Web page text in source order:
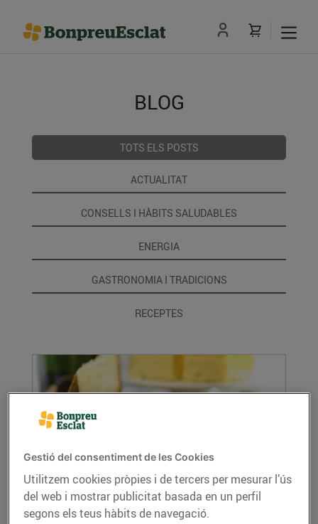
BLOG
TOTS ELS POSTS
ACTUALITAT
CONSELLS I HÀBITS SALUDABLES
ENERGIA
GASTRONOMIA I TRADICIONS
RECEPTES
Formatges de proximitat: exquisits i
sorprenents
Gestió del consentiment de les Cookies
Utilitzem cookies pròpies i de tercers per mesurar l’ús
del web i mostrar publicitat basada en un perfil
segons els teus hàbits de navegació.